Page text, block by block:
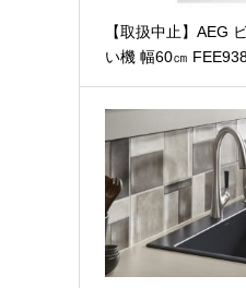
【取扱中止】AEG
い機 幅60㎝